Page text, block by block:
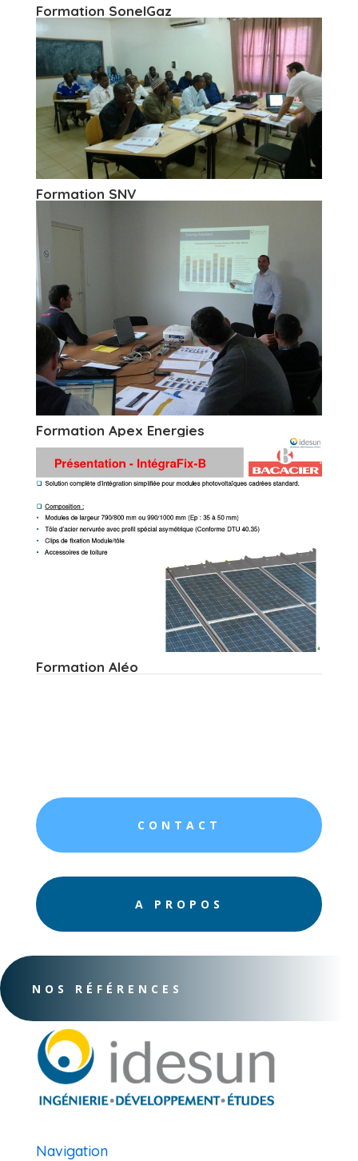
Formation SonelGaz
Formation SNV
Formation Apex Energies
Formation Aléo
CONTACT
A PROPOS
NOS RÉFÉRENCES
Navigation